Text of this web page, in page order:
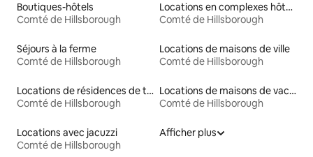
Boutiques-hôtels
Comté de Hillsborough
Locations en complexes hôteliers
Comté de Hillsborough
Séjours à la ferme
Comté de Hillsborough
Locations de maisons de ville
Comté de Hillsborough
Locations de résidences de tourisme
Comté de Hillsborough
Locations de maisons de vacances
Comté de Hillsborough
Locations avec jacuzzi
Comté de Hillsborough
Afficher plus